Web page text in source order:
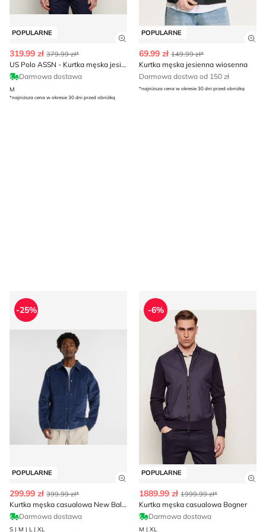
POPULARNE
Zobacz szczegóły produktu
319.99 zł 379.99 zł*
US Polo ASSN - Kurtka męska jesienna
Darmowa dostawa
M
*najniższa cena w okresie 30 dni przed obniżką
POPULARNE
69.99 zł 149.99 zł*
Kurtka męska jesienna wiosenna
Darmowa dostwa od 150 zł
*najniższa cena w okresie 30 dni przed obniżką
Kurtka męska casualowa New Balance
POPULARNE
-25%
Zobacz szczegóły produktu
299.99 zł 399.99 zł*
Kurtka męska casualowa New Balance
Darmowa dostawa
S | M | L | XL
Kurtka męska casualowa
POPULARNE
-6%
1889.99 zł 1999.99 zł*
Kurtka męska casualowa Bogner
Darmowa dostawa
M | XL